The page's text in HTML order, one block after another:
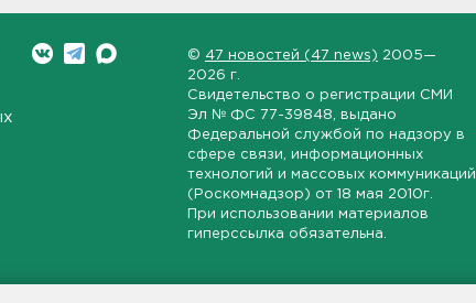
© 47 новостей (47 news) 2005—
2026 г.
Свидетельство о регистрации СМИ
Эл № ФС 77-39848 , выдано
Федеральной службой по надзору в
сфере связи, информационных
технологий и массовых коммуникаций
(Роскомнадзор) от 18 мая 2010г.
При использовании материалов
гиперссылка обязательна.